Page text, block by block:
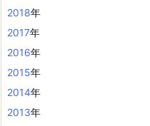
2018年
2017年
2016年
2015年
2014年
2013年